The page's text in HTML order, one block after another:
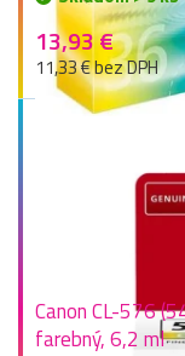
13,93 €
11,33 € bez DPH
Canon CL-576
farebný, 6,2 ml